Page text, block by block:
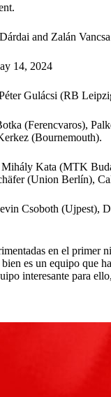
and Zalán
14, 2024
Gulácsi (RB
(Ferencvaros),
(Bournemouth).
Mihály Kata (MTK
(Union Berlín),
Csoboth (Ujpest),
en el primer
es un equipo
interesante para